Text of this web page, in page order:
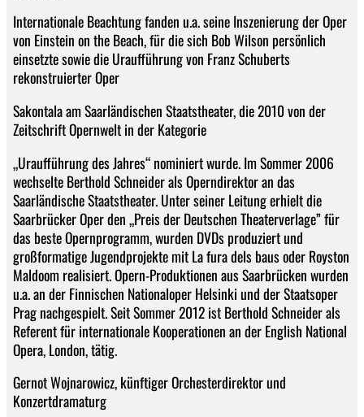
Internationale Beachtung fanden u.a. seine Inszenierung der Oper
von Einstein on the Beach, für die sich Bob Wilson persönlich
einsetzte sowie die Uraufführung von Franz Schuberts
rekonstruierter Oper
Sakontala am Saarländischen Staatstheater, die 2010 von der
Zeitschrift Opernwelt in der Kategorie
„Uraufführung des Jahres“ nominiert wurde. Im Sommer 2006
wechselte Berthold Schneider als Operndirektor an das
Saarländische Staatstheater. Unter seiner Leitung erhielt die
Saarbrücker Oper den „Preis der Deutschen Theaterverlage” für
das beste Opernprogramm, wurden DVDs produziert und
großformatige Jugendprojekte mit La fura dels baus oder Royston
Maldoom realisiert. Opern-Produktionen aus Saarbrücken wurden
u.a. an der Finnischen Nationaloper Helsinki und der Staatsoper
Prag nachgespielt. Seit Sommer 2012 ist Berthold Schneider als
Referent für internationale Kooperationen an der English National
Opera, London, tätig.
Gernot Wojnarowicz, künftiger Orchesterdirektor und
Konzertdramaturg